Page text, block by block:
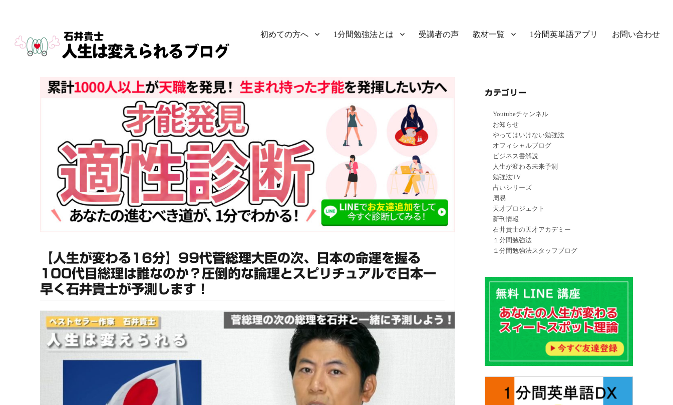
初めての方へ 1分間勉強法とは 受講者の声 教材一覧 1分間英単語アプリ お問い合わせ
【人生が変わる16分】99代菅総理大臣の次、日本の命運を握る
100代目総理は誰なのか？圧倒的な論理とスピリチュアルで日本一
早く石井貴士が予測します！
カテゴリー
Youtubeチャンネル
お知らせ
やってはいけない勉強法
オフィシャルブログ
ビジネス書解説
人生が変わる未来予測
勉強法TV
占いシリーズ
周易
天才プロジェクト
新刊情報
石井貴士の天才アカデミー
１分間勉強法
１分間勉強法スタッフブログ